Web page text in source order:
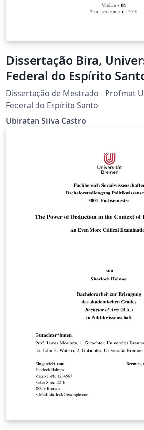
Dissertação Bira,
Federal do Espírito
Dissertação de Mestrado - Profmat
Federal do Espírito Santo
Ubiratan Silva Castro